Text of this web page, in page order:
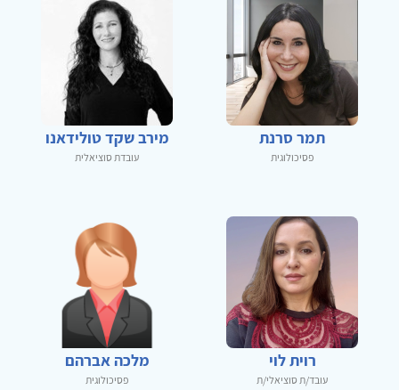
תמר סרנת
פסיכולוגית
מירב שקד טולידאנו
עובדת סוציאלית
רוית לוי
עובד/ת סוציאלי/ת
מלכה אברהם
פסיכולוגית